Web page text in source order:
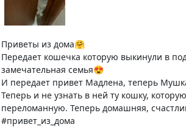
Приветы из дома🤗
Передает кошечка которую выкинули в
замечательная семья😍
И передает привет Мадлена, теперь
Теперь и не узнать в ней ту кошку,
переломанную. Теперь домашняя,
#привет_из_дома